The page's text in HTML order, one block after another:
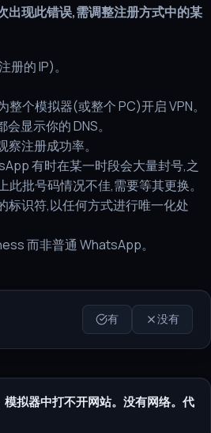
出现此错误,需调整注册方式中的某
的 IP)。
整个模拟器(或整个 PC)开启 VPN。
显示你的 DNS。
注册成功率。
有时在某一时段会大量封号,之
此批号码情况不佳,需要等其更换。
标识符,以任何方式进行唯一化处
而非普通 WhatsApp。
有 没有
拟器中打不开网站。没有网络。代